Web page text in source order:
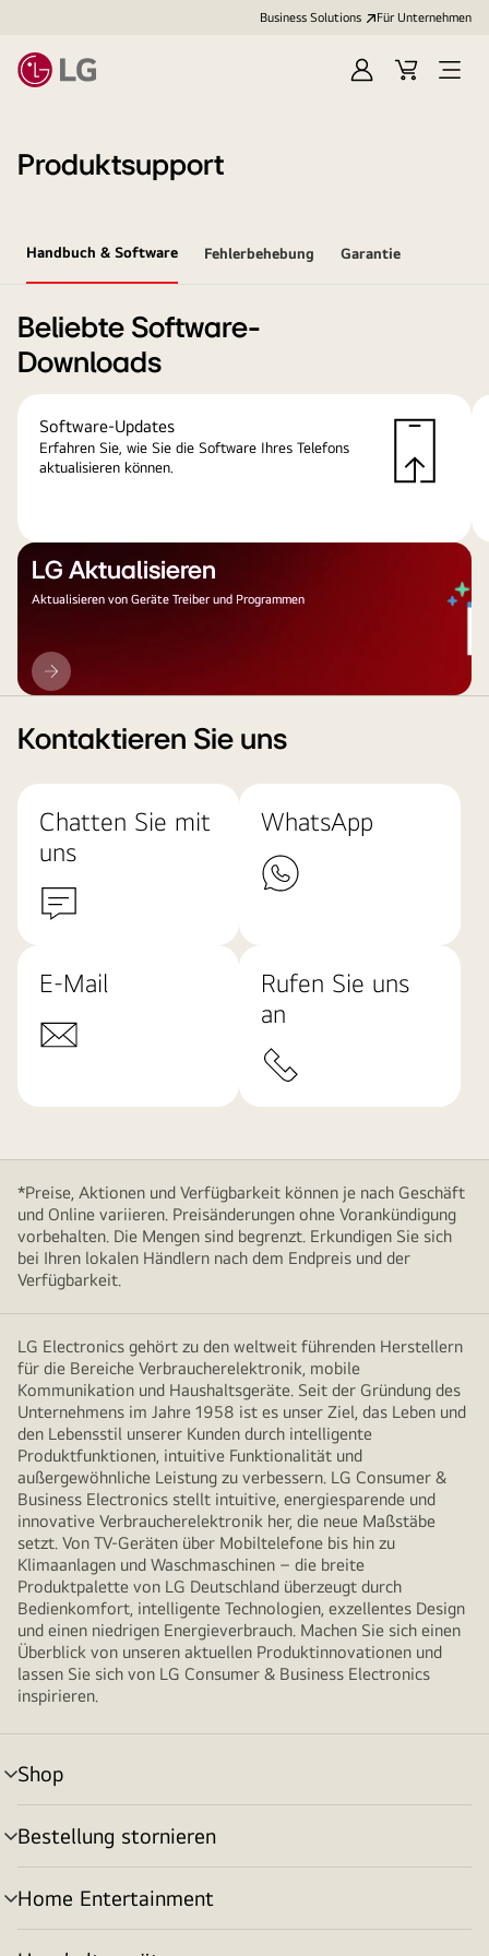
Business Solutions Für Unternehmen
Anmelden
Cart
Open
Produktsupport
Handbuch & Software Fehlerbehebung Garantie
Beliebte Software-
Downloads
Software-Updates
Erfahren Sie, wie Sie die Software Ihres Telefons
aktualisieren können.
LG Aktualisieren
Aktualisieren von Geräte Treiber und Programmen
LG
Aktualisieren
Kontaktieren Sie uns
Chatten Sie mit
uns
WhatsApp
E-Mail
Rufen Sie uns
an
*Preise, Aktionen und Verfügbarkeit können je nach Geschäft
und Online variieren. Preisänderungen ohne Vorankündigung
vorbehalten. Die Mengen sind begrenzt. Erkundigen Sie sich
bei Ihren lokalen Händlern nach dem Endpreis und der
Verfügbarkeit.
LG Electronics gehört zu den weltweit führenden Herstellern
für die Bereiche Verbraucherelektronik, mobile
Kommunikation und Haushaltsgeräte. Seit der Gründung des
Unternehmens im Jahre 1958 ist es unser Ziel, das Leben und
den Lebensstil unserer Kunden durch intelligente
Produktfunktionen, intuitive Funktionalität und
außergewöhnliche Leistung zu verbessern. LG Consumer &
Business Electronics stellt intuitive, energiesparende und
innovative Verbraucherelektronik her, die neue Maßstäbe
setzt. Von TV-Geräten über Mobiltelefone bis hin zu
Klimaanlagen und Waschmaschinen – die breite
Produktpalette von LG Deutschland überzeugt durch
Bedienkomfort, intelligente Technologien, exzellentes Design
und einen niedrigen Energieverbrauch. Machen Sie sich einen
Überblick von unseren aktuellen Produktinnovationen und
lassen Sie sich von LG Consumer & Business Electronics
inspirieren.
Shop
Menü
umschalten
Bestellung stornieren
Menü
umschalten
Home Entertainment
Menü
umschalten